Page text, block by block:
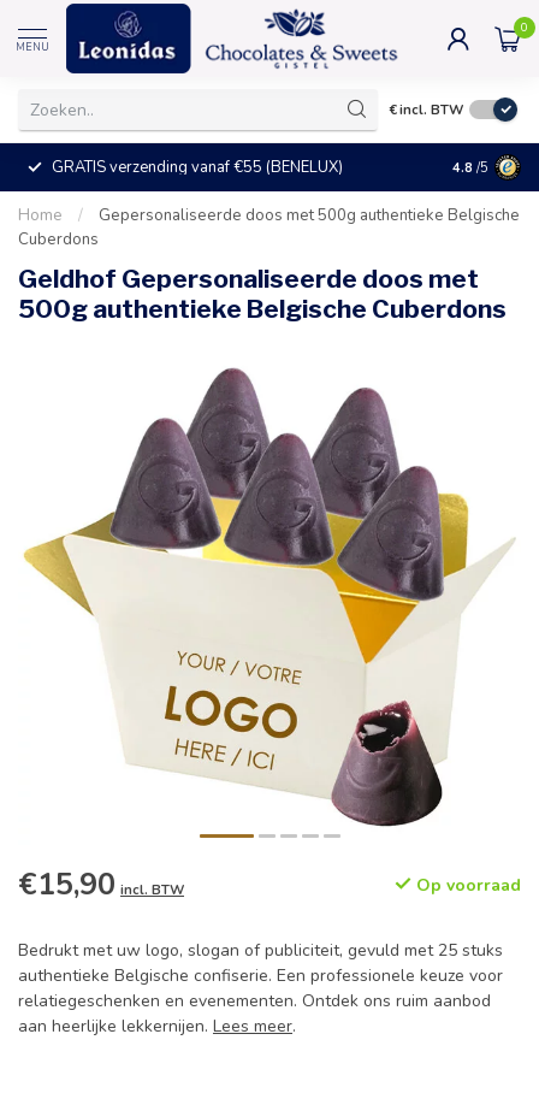
MENU
0
€incl. BTW
GRATIS verzending vanaf €55 (BENELUX) +25°C =
4.8 /5
Home /
Gepersonaliseerde doos met 500g authentieke Belgische
Cuberdons
Geldhof Gepersonaliseerde doos met
500g authentieke Belgische Cuberdons
€15,90 incl. BTW Op voorraad
Bedrukt met uw logo, slogan of publiciteit, gevuld met 25 stuks
authentieke Belgische confiserie. Een professionele keuze voor
relatiegeschenken en evenementen. Ontdek ons ruim aanbod
aan heerlijke lekkernijen. Lees meer.